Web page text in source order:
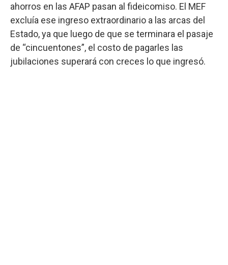
ahorros en las AFAP pasan al fideicomiso. El MEF
excluía ese ingreso extraordinario a las arcas del
Estado, ya que luego de que se terminara el pasaje
de “cincuentones”, el costo de pagarles las
jubilaciones superará con creces lo que ingresó.